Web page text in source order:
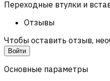
Переходные втулки и
Отзывы
Чтобы оставить отзыв,
Войти
Основные параметры